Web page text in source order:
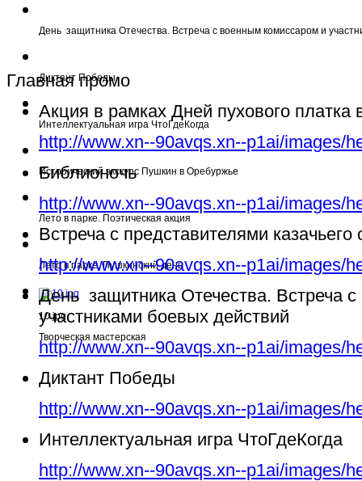
День защитника Отечества. Встреча с военным комиссаром и
Диктант Победы
Интеллектуальная игра ЧтоГдеКогда
Исторический экскурс Пушкин в Оребуржье
Лето в парке. Поэтическая акция
Лето в парке. Пушкинский день
10.jpg
Творческая мастерская
Главная промо
Акция в рамках Дней пухового платка
http://www.xn--90avqs.xn--p1ai/images/
Библионочь
http://www.xn--90avqs.xn--p1ai/images/
Встреча с представителями
http://www.xn--90avqs.xn--p1ai/images/
День защитника Отечества. Встреча
участниками боевых действий
http://www.xn--90avqs.xn--p1ai/images/
Диктант Победы
http://www.xn--90avqs.xn--p1ai/images/
Интеллектуальная игра ЧтоГдеКогда
http://www.xn--90avqs.xn--p1ai/images/